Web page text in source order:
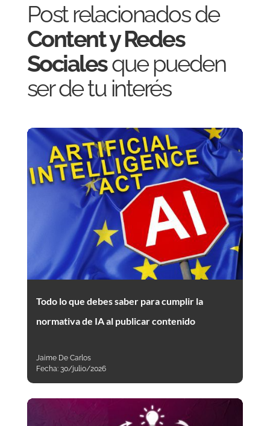
Post relacionados de
Content y Redes
Socialesque pueden
ser de tu interés
Todo lo que debes saber para cumplir la
normativa de IA al publicar contenido
Jaime De Carlos
Fecha: 30/julio/2026